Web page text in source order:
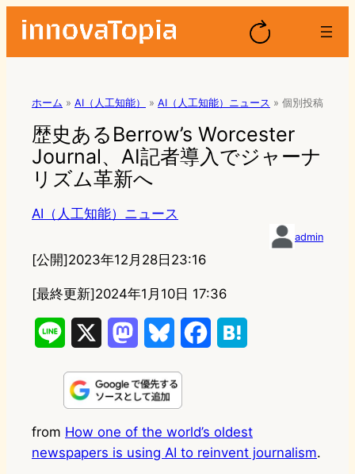
ホーム » AI（人工知能） » AI（人工知能）ニュース » 個別投稿
歴史あるBerrow’s Worcester
Journal、AI記者導入でジャーナ
リズム革新へ
AI（人工知能）ニュース
admin
[公開]2023年12月28日23:16
[最終更新]2024年1月10日 17:36
n
e
s
o
u
s
b
n
from How one of the world’s oldest
newspapers is using AI to reinvent journalism.